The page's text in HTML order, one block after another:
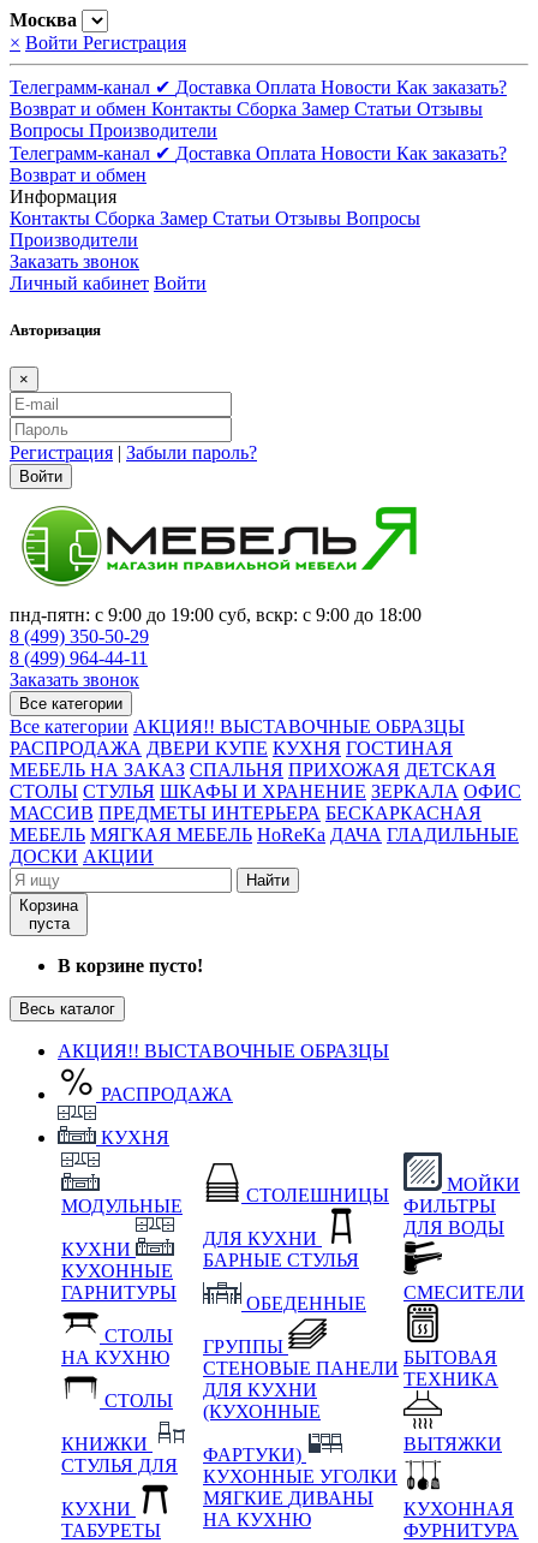
Москва
× Войти Регистрация
Телеграмм-канал ✔ Доставка Оплата Новости Как заказать?
Возврат и обмен Контакты Сборка Замер Статьи Отзывы
Вопросы Производители
Телеграмм-канал ✔ Доставка Оплата Новости Как заказать?
Возврат и обмен
Информация
Контакты Сборка Замер Статьи Отзывы Вопросы
Производители
Заказать звонок
Личный кабинет Войти
Авторизация
×
Регистрация | Забыли пароль?
Войти
пнд-пятн: с 9:00 до 19:00 суб, вскр: с 9:00 до 18:00
8 (499) 350-50-29
8 (499) 964-44-11
Заказать звонок
Все категории
Все категории АКЦИЯ!! ВЫСТАВОЧНЫЕ ОБРАЗЦЫ
РАСПРОДАЖА ДВЕРИ КУПЕ КУХНЯ ГОСТИНАЯ
МЕБЕЛЬ НА ЗАКАЗ СПАЛЬНЯ ПРИХОЖАЯ ДЕТСКАЯ
СТОЛЫ СТУЛЬЯ ШКАФЫ И ХРАНЕНИЕ ЗЕРКАЛА ОФИС
МАССИВ ПРЕДМЕТЫ ИНТЕРЬЕРА БЕСКАРКАСНАЯ
МЕБЕЛЬ МЯГКАЯ МЕБЕЛЬ HoReKa ДАЧА ГЛАДИЛЬНЫЕ
ДОСКИ АКЦИИ
Найти
Корзина
пуста
В корзине пусто!
Весь каталог
АКЦИЯ!! ВЫСТАВОЧНЫЕ ОБРАЗЦЫ
РАСПРОДАЖА
КУХНЯ
МОДУЛЬНЫЕ
КУХНИ
КУХОННЫЕ
ГАРНИТУРЫ
СТОЛЫ
НА КУХНЮ
СТОЛЫ
КНИЖКИ
СТУЛЬЯ ДЛЯ
КУХНИ
ТАБУРЕТЫ
СТОЛЕШНИЦЫ
ДЛЯ КУХНИ
БАРНЫЕ СТУЛЬЯ
ОБЕДЕННЫЕ
ГРУППЫ
СТЕНОВЫЕ ПАНЕЛИ
ДЛЯ КУХНИ
(КУХОННЫЕ
ФАРТУКИ)
КУХОННЫЕ УГОЛКИ
МЯГКИЕ ДИВАНЫ
НА КУХНЮ
МОЙКИ
ФИЛЬТРЫ
ДЛЯ ВОДЫ
СМЕСИТЕЛИ
БЫТОВАЯ
ТЕХНИКА
ВЫТЯЖКИ
КУХОННАЯ
ФУРНИТУРА